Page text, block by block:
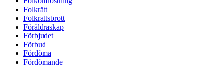
Folkrätt
Folkrättsbrott
Föräldraskap
Förbjudet
Förbud
Fördöma
Fördömande